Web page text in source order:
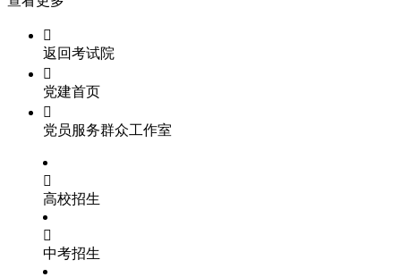

返回考试院

党建首页

党员服务群众工作室

高校招生

中考招生